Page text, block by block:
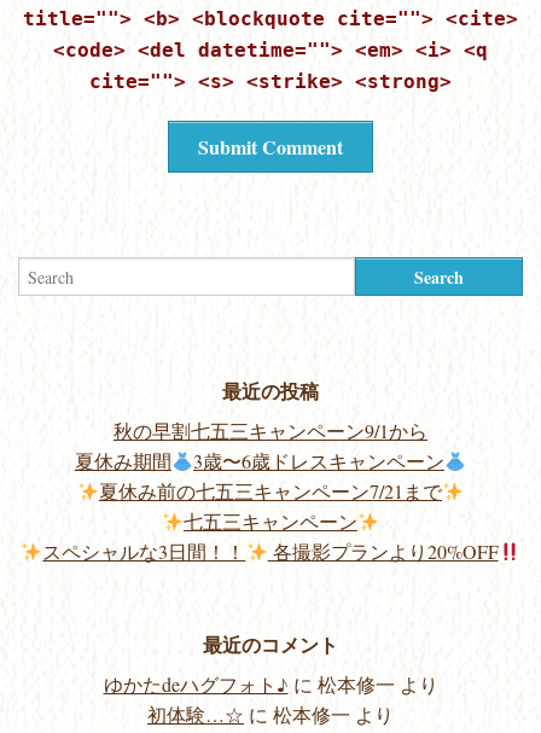
title=""> <b> <blockquote cite=""> <cite>
<code> <del datetime=""> <em> <i> <q
cite=""> <s> <strike> <strong>
最近の投稿
秋の早割七五三キャンペーン9/1から
夏休み期間
3歳〜6歳ドレスキャンペーン
夏休み前の七五三キャンペーン7/21まで
七五三キャンペーン
スペシャルな3日間！！
各撮影プランより20%OFF
最近のコメント
ゆかたdeハグフォト♪ に 松本修一より
初体験…☆ に 松本修一 より